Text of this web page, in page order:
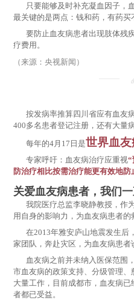
只要能够及时补充凝血因子，
最关键的是两点：钱和药，有药买
要防止血友病患者出现肢体残
疗费用。
（来源：央视新闻）
按发病率推算四川省应有血友
400多名患者登记注册，还有大量
每年的4月17日是世界血友
专家呼吁：血友病治疗应重视“
防治疗相比按需治疗能更有效地
关爱血友病患者，我们
我院医疗总监李晓静教授，作
用自身的影响力，为血友病患者的
在2013年雅安庐山地震发生后
家团队，奔赴灾区，为血友病患者
血友病之前并未纳入医保范围
市血友病的政策支持、分级管理
大量工作，目前成都市，血友病
者都已受益。